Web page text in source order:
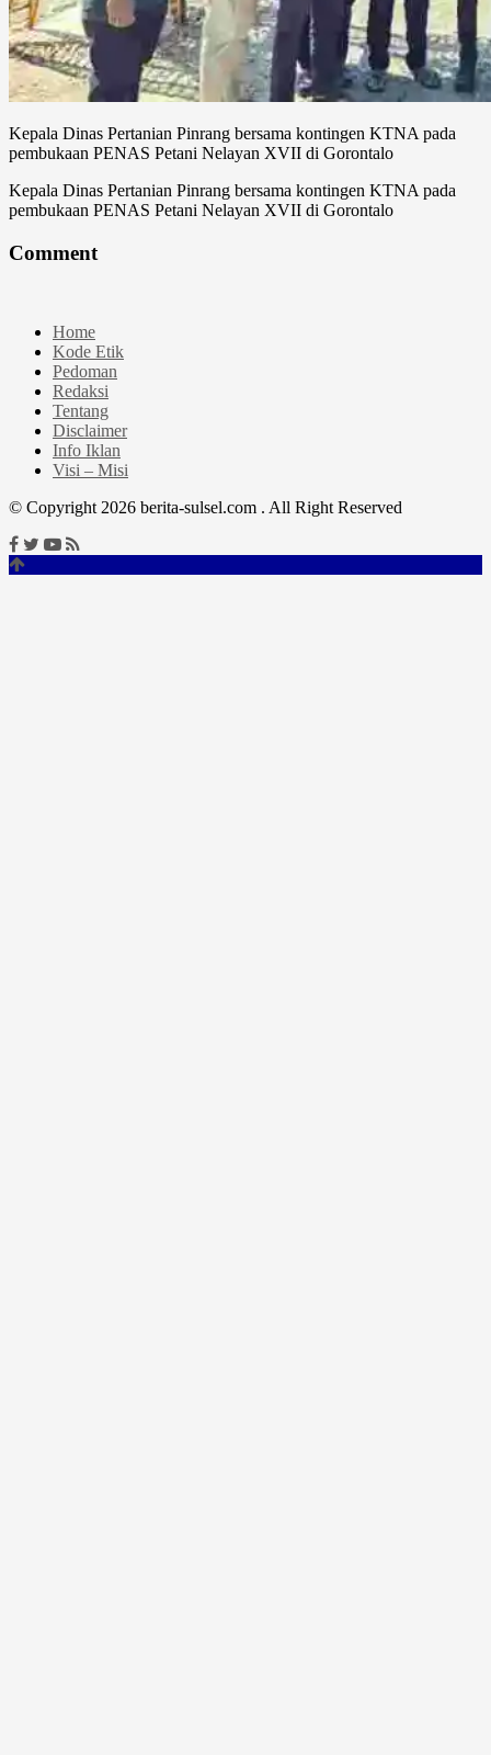
Kepala Dinas Pertanian Pinrang bersama kontingen KTNA pada
pembukaan PENAS Petani Nelayan XVII di Gorontalo
Kepala Dinas Pertanian Pinrang bersama kontingen KTNA pada
pembukaan PENAS Petani Nelayan XVII di Gorontalo
Comment
Home
Kode Etik
Pedoman
Redaksi
Tentang
Disclaimer
Info Iklan
Visi – Misi
© Copyright 2026 berita-sulsel.com . All Right Reserved